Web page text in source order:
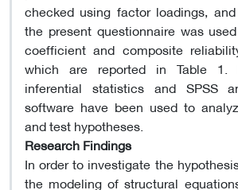
checked using factor loadings,
the present questionnaire was
coefficient and composite
which are reported in Table 1.
inferential statistics and SPSS
software have been used to
and test hypotheses.
Research Findings
In order to investigate the
the modeling of structural